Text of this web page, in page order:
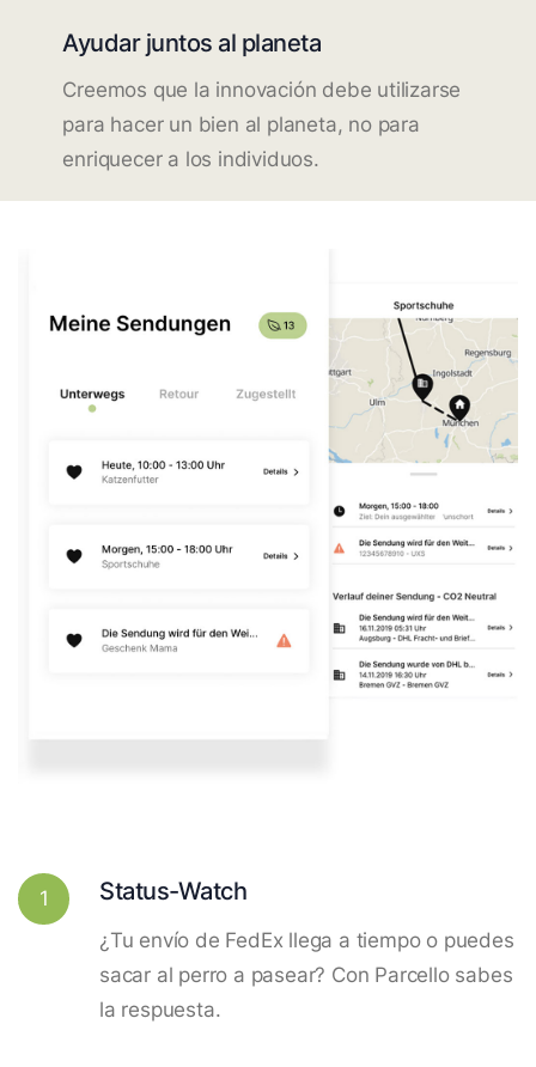
Ayudar juntos al planeta
Creemos que la innovación debe utilizarse
para hacer un bien al planeta, no para
enriquecer a los individuos.
1 Status-Watch
¿Tu envío de FedEx llega a tiempo o puedes
sacar al perro a pasear? Con Parcello sabes
la respuesta.